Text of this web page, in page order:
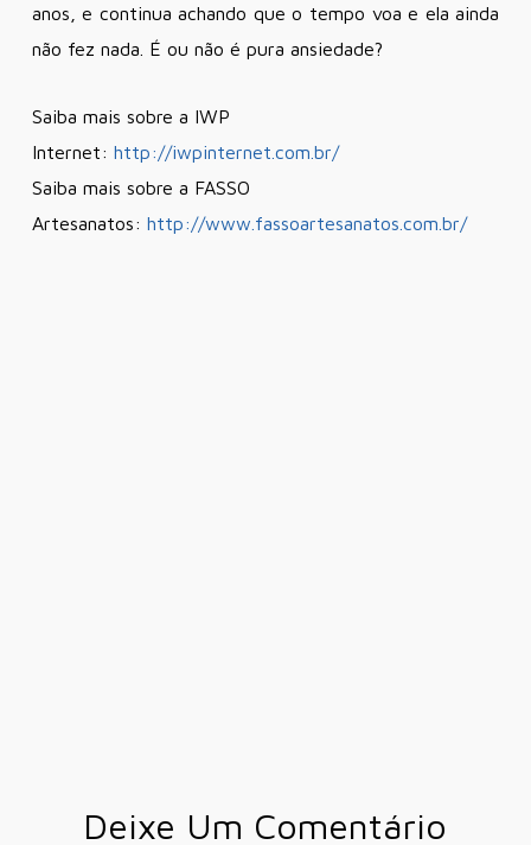
anos, e continua achando que o tempo voa e ela ainda
não fez nada. É ou não é pura ansiedade?
Saiba mais sobre a IWP
Internet: http://iwpinternet.com.br/
Saiba mais sobre a FASSO
Artesanatos: http://www.fassoartesanatos.com.br/
Deixe Um Comentário